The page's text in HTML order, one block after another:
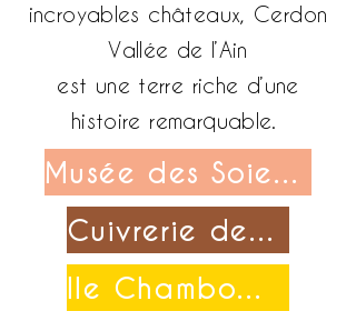
incroyables châteaux, Cerdon
Vallée de l’Ain
est une terre riche d’une
histoire remarquable.
Musée des Soieries Bonnet
Cuivrerie de Cerdon
Ile Chambod-Merpuis